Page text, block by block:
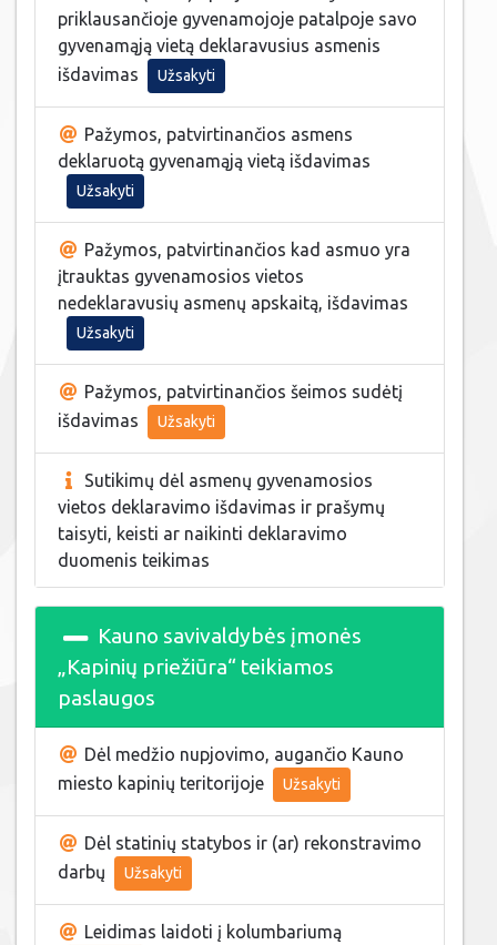
priklausančioje gyvenamojoje patalpoje savo
gyvenamąją vietą deklaravusius asmenis
išdavimas
Užsakyti
Pažymos, patvirtinančios asmens
deklaruotą gyvenamąją vietą išdavimas
Užsakyti
Pažymos, patvirtinančios kad asmuo yra
įtrauktas gyvenamosios vietos
nedeklaravusių asmenų apskaitą, išdavimas
Užsakyti
Pažymos, patvirtinančios šeimos sudėtį
išdavimas
Užsakyti
Sutikimų dėl asmenų gyvenamosios
vietos deklaravimo išdavimas ir prašymų
taisyti, keisti ar naikinti deklaravimo
duomenis teikimas
Kauno savivaldybės įmonės
„Kapinių priežiūra“ teikiamos
paslaugos
Dėl medžio nupjovimo, augančio Kauno
miesto kapinių teritorijoje
Užsakyti
Dėl statinių statybos ir (ar) rekonstravimo
darbų
Užsakyti
Leidimas laidoti į kolumbariumą